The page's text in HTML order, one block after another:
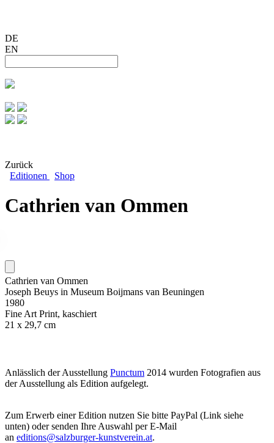
DE
EN
Zurück
Editionen
Shop
Cathrien van Ommen
Cathrien van Ommen
Joseph Beuys in Museum Boijmans van Beuningen
1980
Fine Art Print, kaschiert
21 x 29,7 cm
Anlässlich der Ausstellung Punctum 2014 wurden Fotografien aus
der Ausstellung als Edition aufgelegt.
Zum Erwerb einer Edition nutzen Sie bitte PayPal (Link siehe
unten) oder senden Ihre Auswahl per E-Mail
an editions@salzburger-kunstverein.at.